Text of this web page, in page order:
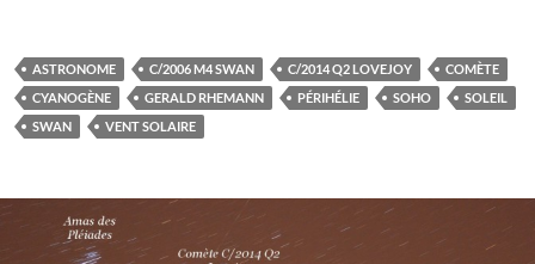
ASTRONOME C/2006 M4 SWAN C/2014 Q2 LOVEJOY
COMÈTE
CYANOGÈNE
GERALD RHEMANN PÉRIHÉLIE SOHO
SOLEIL
SWAN
VENT SOLAIRE